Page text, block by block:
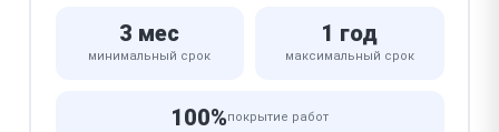
3 мес
минимальный срок
1 год
максимальный срок
100%покрытие работ